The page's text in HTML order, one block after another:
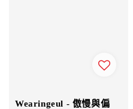
Wearingeul - 傲慢與偏